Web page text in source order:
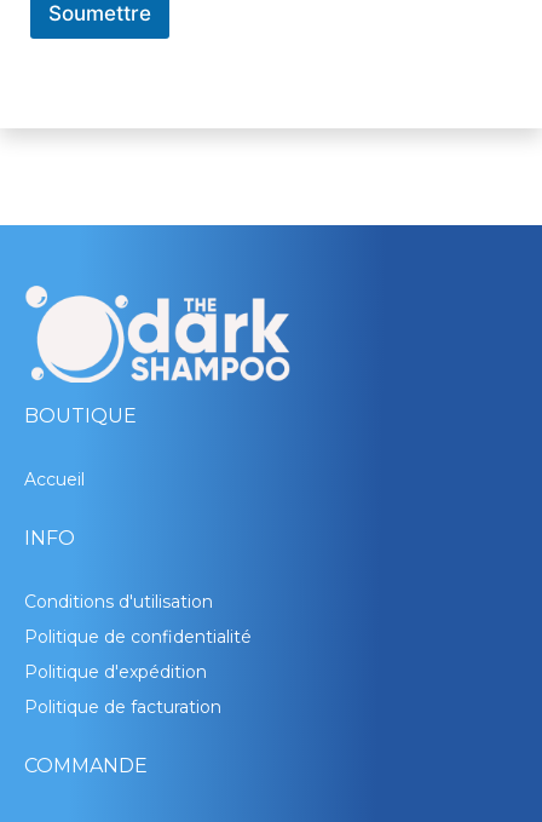
Soumettre
BOUTIQUE
Accueil
INFO
Conditions d'utilisation
Politique de confidentialité
Politique d'expédition
Politique de facturation
COMMANDE